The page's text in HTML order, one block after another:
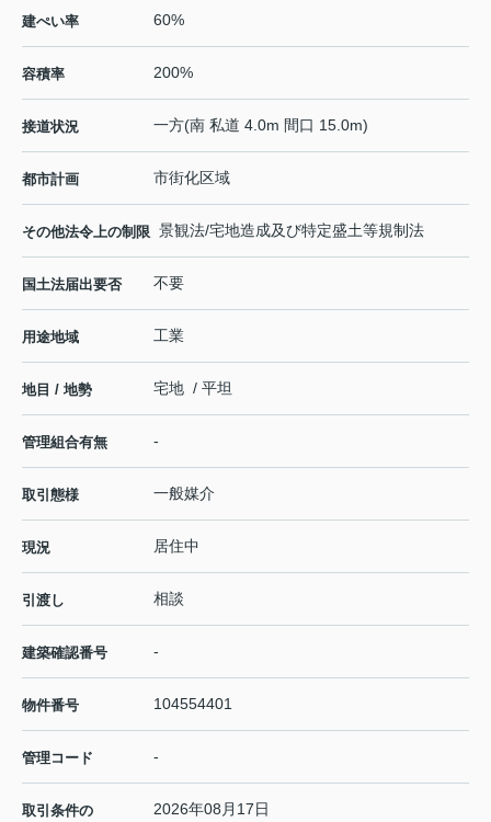
建ぺい率 60%
容積率 200%
接道状況 一方(南 私道 4.0m 間口 15.0m)
都市計画 市街化区域
その他法令上の制限 景観法/宅地造成及び特定盛土等規制法
国土法届出要否 不要
用途地域 工業
地目 / 地勢 宅地 / 平坦
管理組合有無 -
取引態様 一般媒介
現況 居住中
引渡し 相談
建築確認番号 -
物件番号 104554401
管理コード -
取引条件の
2026年08月17日